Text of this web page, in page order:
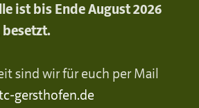
ist bis Ende August 2026
sind wir für euch per Mail
gersthofen.de